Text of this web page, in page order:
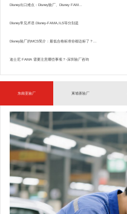
Disney出口难点：Disney验厂、Disney FAM...
Disney常见术语.Disney-FAMA,ILS等分别是
Disney验厂的MCS简介：最低合格标准你都达标了？...
迪士尼 FAMA 需要注意哪些事项？-深圳验厂咨询
东南亚验厂 柬埔寨验厂